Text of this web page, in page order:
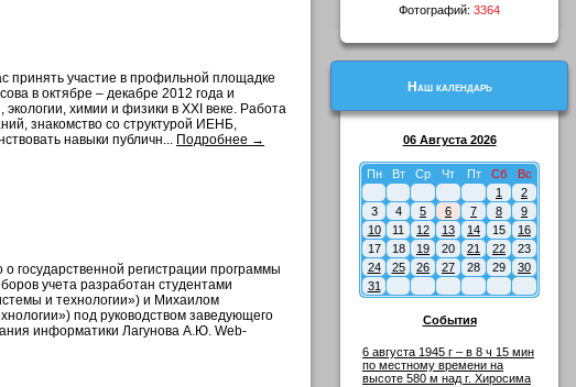
принять участие в профильной площадке
в октябре – декабре 2012 года и
химии и физики в XXI веке. Работа
знакомство со структурой ИЕНБ,
навыки публичн... Подробнее →
государственной регистрации программы
учета разработан студентами
и технологии») и Михаилом
под руководством заведующего
информатики Лагунова А.Ю. Web-
Фотографий: 3364
Наш календарь
06 Августа 2026
Пн Вт Ср Чт Пт Сб
Вс
1
2
3
4 5 6 7 8
9
10
11 12 13 14 15
16
17
18 19 20 21 22
23
24
25 26 27 28 29
30
31
События
6 августа 1945 г – в 8 ч 15 мин
по местному времени на
высоте 580 м над г. Хиросима